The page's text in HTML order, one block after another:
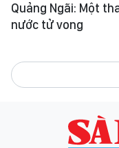
Quảng Ngãi: Một
nước tử vong